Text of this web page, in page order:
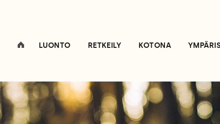
LUONTO RETKEILY KOTONA